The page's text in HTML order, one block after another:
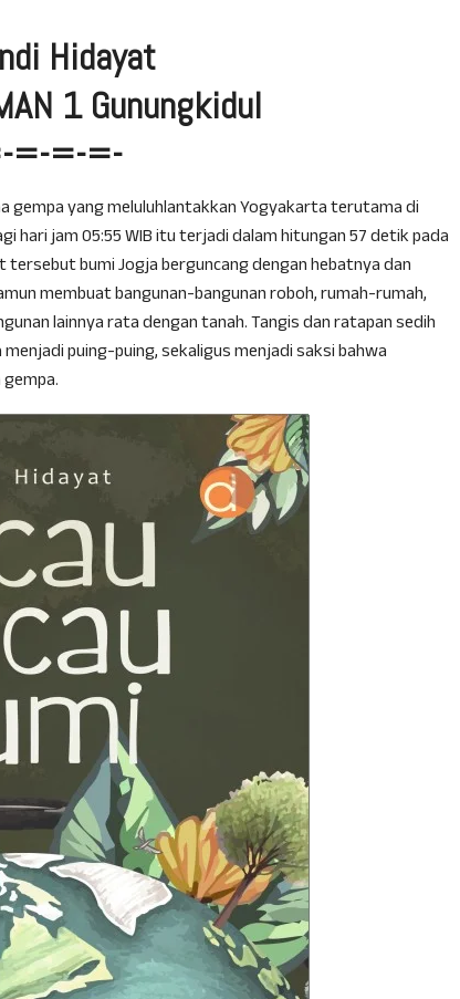
Hidayat
1 Gunungkidul
=-=-=-
gempa yang meluluhlantakkan Yogyakarta terutama di
hari jam 05:55 WIB itu terjadi dalam hitungan 57 detik pada
bumi Jogja berguncang dengan hebatnya dan
membuat bangunan-bangunan roboh, rumah-rumah,
lainnya rata dengan tanah. Tangis dan ratapan sedih
puing-puing, sekaligus menjadi saksi bahwa